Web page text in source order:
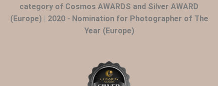
category of Cosmos AWARDS and Silver AWARD
(Europe) | 2020 - Nomination for Photographer of The
Year (Europe)